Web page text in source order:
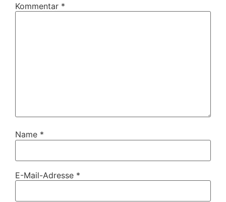
Kommentar *
Name *
E-Mail-Adresse *